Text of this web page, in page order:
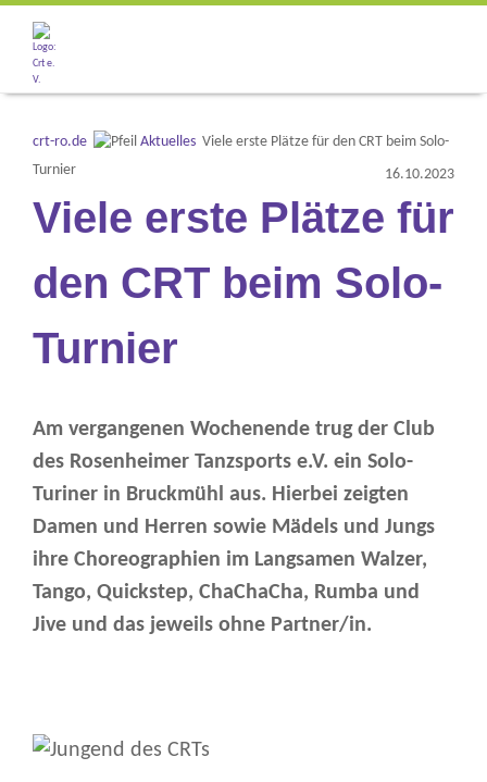
Der Club
Turniere
News Archiv
crt-ro.de Aktuelles Viele erste Plätze für den CRT beim Solo-
Turnier
Viele erste Plätze für
den CRT beim Solo-
Turnier
16.10.2023
Am vergangenen Wochenende trug der Club
des Rosenheimer Tanzsports e.V. ein Solo-
Turiner in Bruckmühl aus. Hierbei zeigten
Damen und Herren sowie Mädels und Jungs
ihre Choreographien im Langsamen Walzer,
Tango, Quickstep, ChaChaCha, Rumba und
Jive und das jeweils ohne Partner/in.